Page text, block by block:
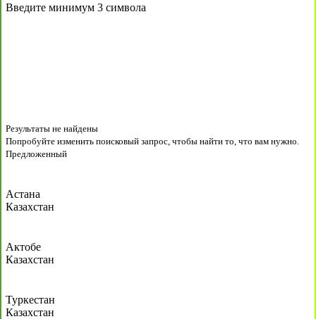
Введите минимум 3 символа
Результаты не найдены
Попробуйте изменить поисковый запрос, чтобы найти то, что вам нужно.
Предложенный
Астана
Казахстан
Актобе
Казахстан
Туркестан
Казахстан